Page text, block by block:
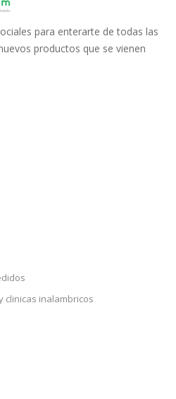
para enterarte de todas las
productos que se vienen
clinicas inalambricos